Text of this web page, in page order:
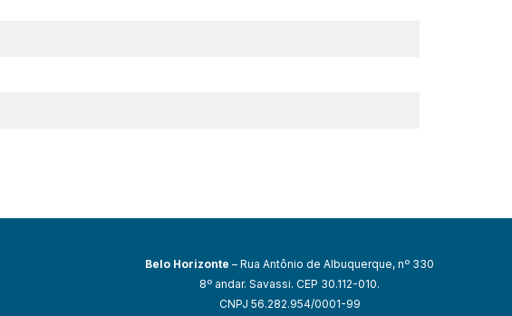
Belo Horizonte – Rua Antônio de Albuquerque, nº 330
8º andar. Savassi. CEP 30.112-010.
CNPJ 56.282.954/0001-99